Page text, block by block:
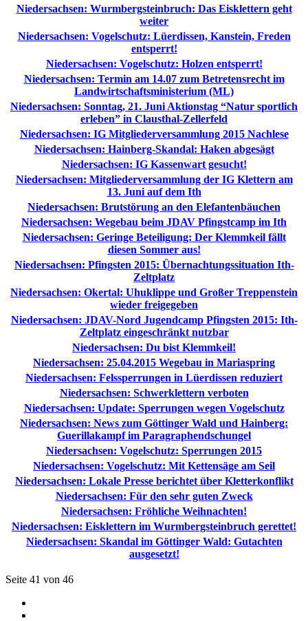
Niedersachsen: Wurmbergsteinbruch: Das Eisklettern geht
weiter
Niedersachsen: Vogelschutz: Lüerdissen, Kanstein, Freden
entsperrt!
Niedersachsen: Vogelschutz: Holzen entsperrt!
Niedersachsen: Termin am 14.07 zum Betretensrecht im
Landwirtschaftsministerium (ML)
Niedersachsen: Sonntag, 21. Juni Aktionstag “Natur sportlich
erleben” in Clausthal-Zellerfeld
Niedersachsen: IG Mitgliederversammlung 2015 Nachlese
Niedersachsen: Hainberg-Skandal: Haken abgesägt
Niedersachsen: IG Kassenwart gesucht!
Niedersachsen: Mitgliederversammlung der IG Klettern am
13. Juni auf dem Ith
Niedersachsen: Brutstörung an den Elefantenbäuchen
Niedersachsen: Wegebau beim JDAV Pfingstcamp im Ith
Niedersachsen: Geringe Beteiligung: Der Klemmkeil fällt
diesen Sommer aus!
Niedersachsen: Pfingsten 2015: Übernachtungssituation Ith-
Zeltplatz
Niedersachsen: Okertal: Uhuklippe und Großer Treppenstein
wieder freigegeben
Niedersachsen: JDAV-Nord Jugendcamp Pfingsten 2015: Ith-
Zeltplatz eingeschränkt nutzbar
Niedersachsen: Du bist Klemmkeil!
Niedersachsen: 25.04.2015 Wegebau in Mariaspring
Niedersachsen: Felssperrungen in Lüerdissen reduziert
Niedersachsen: Schwerklettern verboten
Niedersachsen: Update: Sperrungen wegen Vogelschutz
Niedersachsen: News zum Göttinger Wald und Hainberg:
Guerillakampf im Paragraphendschungel
Niedersachsen: Vogelschutz: Sperrungen 2015
Niedersachsen: Vogelschutz: Mit Kettensäge am Seil
Niedersachsen: Lokale Presse berichtet über Kletterkonflikt
Niedersachsen: Für den sehr guten Zweck
Niedersachsen: Fröhliche Weihnachten!
Niedersachsen: Eisklettern im Wurmbergsteinbruch gerettet!
Niedersachsen: Skandal im Göttinger Wald: Gutachten
ausgesetzt!
Seite 41 von 46